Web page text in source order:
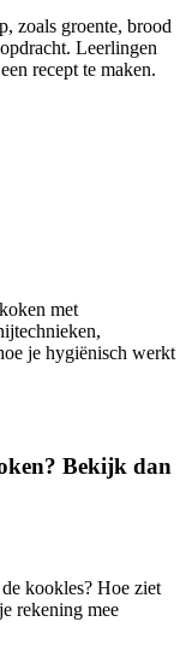
zoals groente, brood
Leerlingen
recept te maken.
met
je hygiënisch werkt
Bekijk dan
kookles? Hoe ziet
rekening mee